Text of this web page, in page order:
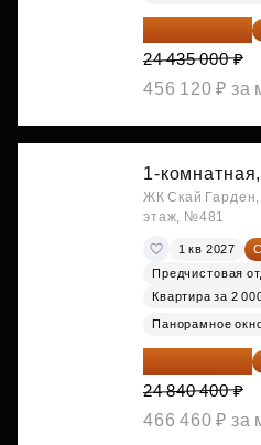
20 525 400 ₽
24 435 000 ₽
456 120 ₽ за
1-комнатная,
ЖК Скай Гарден,
этаж, №481
1 кв 2027
Предчистовая
Квартира за 2
Панорамное
20 617 532 ₽
24 840 400 ₽
466 460 ₽ за